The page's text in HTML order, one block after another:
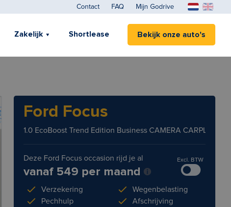
Contact FAQ Mijn Godrive
Zakelijk Shortlease Bekijk onze auto's
Ford Focus
1.0 EcoBoost Trend Edition Business CAMERA CARPLAY
Deze Ford Focus occasion rijd je al
vanaf 549 per maand
Excl. BTW
Verzekering
Pechhulp
Wegenbelasting
Afschrijving